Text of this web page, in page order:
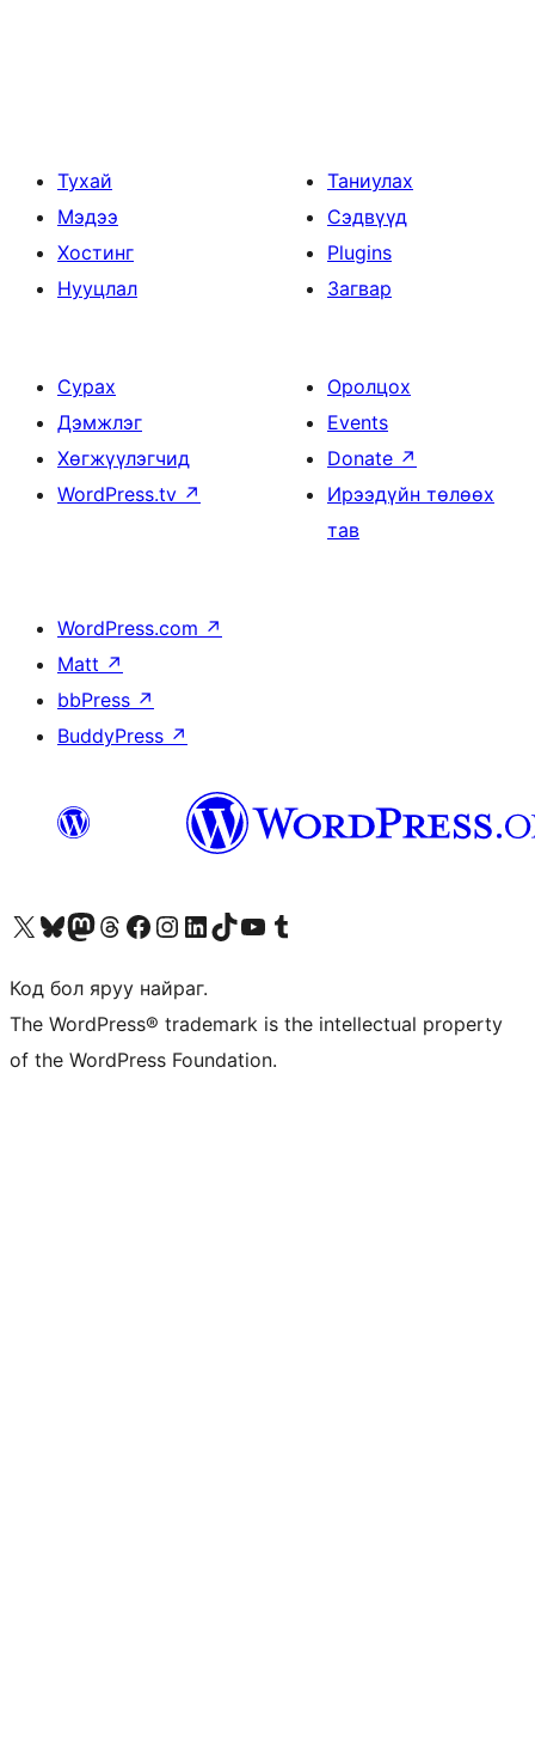
Тухай
Мэдээ
Хостинг
Нууцлал
Таниулах
Сэдвүүд
Plugins
Загвар
Сурах
Дэмжлэг
Хөгжүүлэгчид
WordPress.tv ↗
Оролцох
Events
Donate ↗
Ирээдүйн төлөөх
тав
WordPress.com ↗
Matt ↗
bbPress ↗
BuddyPress ↗
Visit our X (formerly Twitter) account
Visit our Bluesky account
Visit our Mastodon account
Visit our Threads account
Манай фэйсбүүк хуудсаар зочилно ууМанай Instagram хаягаар зочилно уу Манай LinkedIn хаягаар зочилно ууVisit our TikTok account
Манай YouTube сувгаар зочилно уу Visit our Tumblr account
Код бол яруу найраг.
The WordPress® trademark is the intellectual property
of the WordPress Foundation.